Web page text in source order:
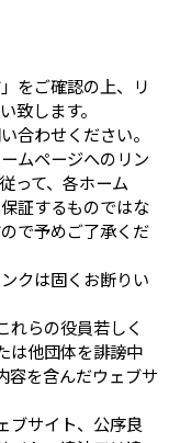
をご確認の上、リ
致します。
合わせください。
ムページへのリン
って、各ホーム
証するものではな
で予めご了承くだ
クは固くお断りい
れらの役員若しく
は他団体を誹謗中
容を含んだウェブサ
ブサイト、公序良